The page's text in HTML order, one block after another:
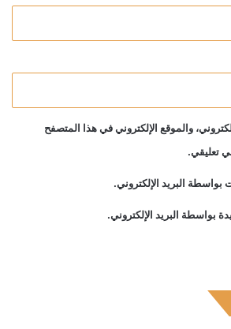
والموقع الإلكتروني في هذا المتصفح
تعليقي.
بواسطة البريد الإلكتروني.
بواسطة البريد الإلكتروني.